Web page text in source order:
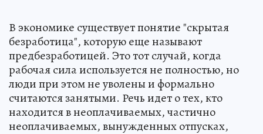
В экономике существует понятие "скрытая
безработица", которую еще называют
предбезработицей. Это тот случай, когда
рабочая сила используется не полностью, но
люди при этом не уволены и формально
считаются занятыми. Речь идет о тех, кто
находится в неоплачиваемых, частично
неоплачиваемых, вынужденных отпусках,